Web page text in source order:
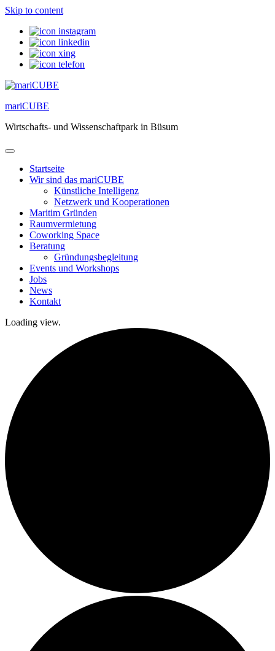
Skip to content
mariCUBE
Wirtschafts- und Wissenschaftpark in Büsum
Startseite
Wir sind das mariCUBE
Künstliche Intelligenz
Netzwerk und Kooperationen
Maritim Gründen
Raumvermietung
Coworking Space
Beratung
Gründungsbegleitung
Events und Workshops
Jobs
News
Kontakt
Loading view.